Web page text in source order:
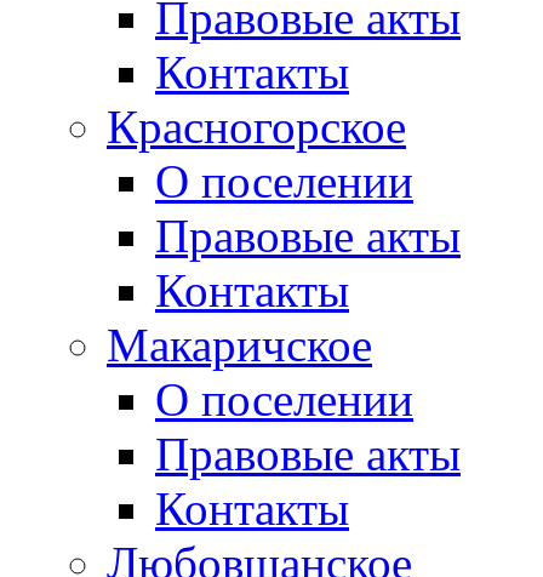
Правовые акты
Контакты
Красногорское
О поселении
Правовые акты
Контакты
Макаричское
О поселении
Правовые акты
Контакты
Любовшанское